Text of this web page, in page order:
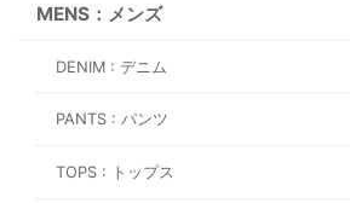
MENS：メンズ
DENIM : デニム
PANTS : パンツ
TOPS : トップス